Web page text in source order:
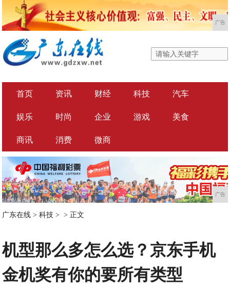
广告
首页 资讯 财经 科技 汽车
娱乐 时尚 企业 游戏 美食
商讯 消费 微商
广告
广东在线 >科技 > > 正文
机型那么多怎么选？京东手机
金机奖有你的要所有类型